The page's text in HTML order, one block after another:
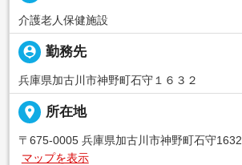
介護老人保健施設
person_pin 勤務先
兵庫県加古川市神野町石守１６３２
place 所在地
〒675-0005 兵庫県加古川市神野町石守1632
マップを表示